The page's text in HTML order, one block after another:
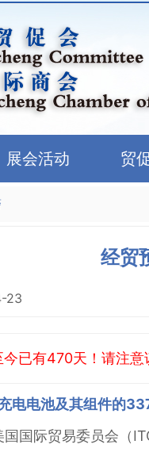
展会活动 贸
经贸
23
已有470天！请注意
电电池及其组件的
国际贸易委员会（